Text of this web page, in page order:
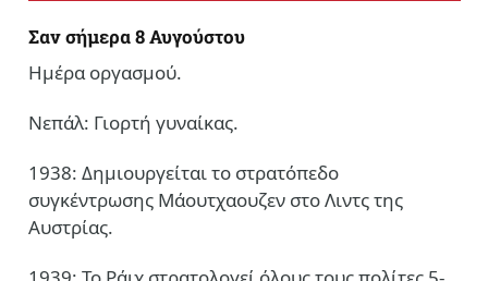
Σαν σήμερα 8 Αυγούστου
Ημέρα οργασμού.
Νεπάλ: Γιορτή γυναίκας.
1938: Δημιουργείται το στρατόπεδο
συγκέντρωσης Μάουτχαουζεν στο Λιντς της
Αυστρίας.